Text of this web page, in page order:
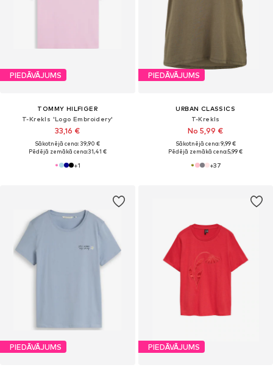
PIEDĀVĀJUMS
TOMMY HILFIGER
T-Krekls 'Logo Embroidery'
33,16 €
Sākotnējā cena: 39,90 €
Pēdējā zemākā cena:31,41 €
+1
PIEDĀVĀJUMS
URBAN CLASSICS
T-Krekls
No 5,99 €
Sākotnējā cena: 9,99 €
Pēdējā zemākā cena:5,99 €
+37
PIEDĀVĀJUMS PIEDĀVĀJUMS